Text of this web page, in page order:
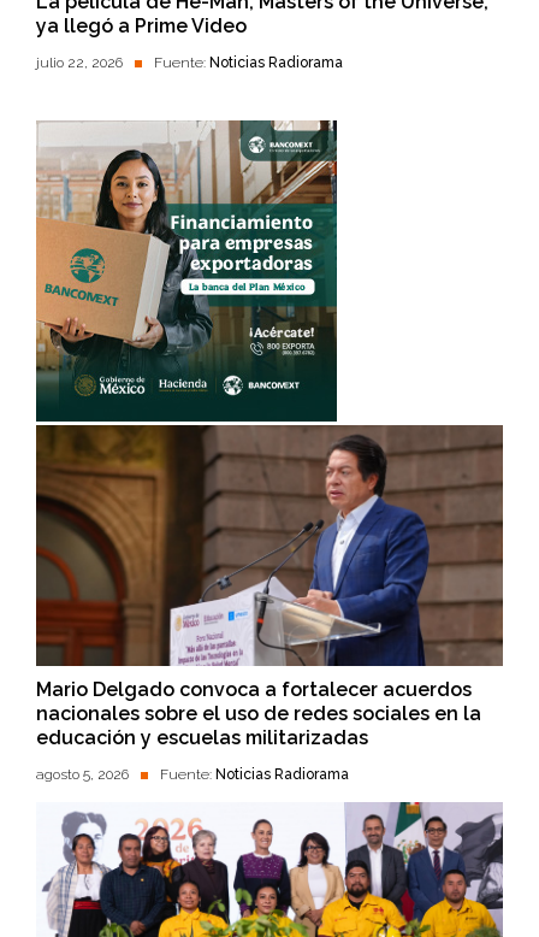
ya llegó a Prime Video
julio 22, 2026 Fuente: Noticias Radiorama
Mario Delgado convoca a fortalecer acuerdos
nacionales sobre el uso de redes sociales en la
educación y escuelas militarizadas
agosto 5, 2026 Fuente: Noticias Radiorama